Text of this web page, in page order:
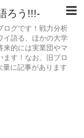
ろう!!!-
ログです！戦力分析
イ語る、ほかの大学
来的には実業団やマ
ます！なお、旧ブロ
に記事があります